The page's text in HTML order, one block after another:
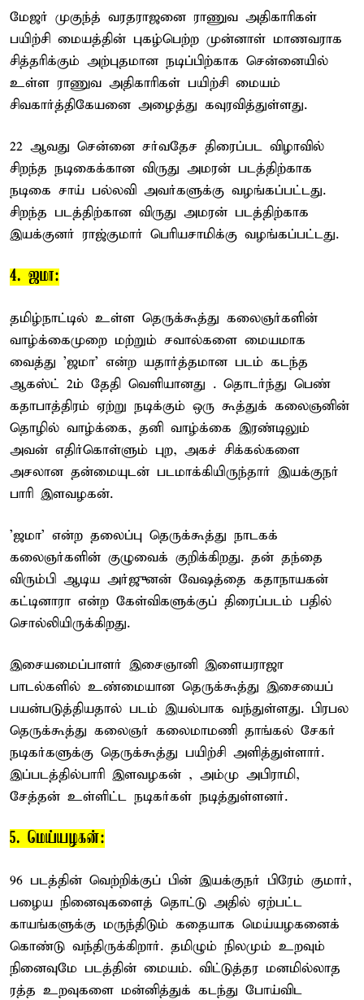
மேஜர் முகுந்த் வரதராஜனை ராணுவ அதிகாரிகள்
பயிற்சி மையத்தின் புகழ்பெற்ற முன்னாள் மாணவராக
சித்தரிக்கும் அற்புதமான நடிப்பிற்காக சென்னையில்
உள்ள ராணுவ அதிகாரிகள் பயிற்சி மையம்
சிவகார்த்திகேயனை அழைத்து கவுரவித்துள்ளது.
22 ஆவது சென்னை சர்வதேச திரைப்பட விழாவில்
சிறந்த நடிகைக்கான விருது அமரன் படத்திற்காக
நடிகை சாய் பல்லவி அவர்களுக்கு வழங்கப்பட்டது.
சிறந்த படத்திற்கான விருது அமரன் படத்திற்காக
இயக்குனர் ராஜ்குமார் பெரியசாமிக்கு வழங்கப்பட்டது.
4. ஜமா:
தமிழ்நாட்டில் உள்ள தெருக்கூத்து கலைஞர்களின்
வாழ்க்கைமுறை மற்றும் சவால்களை மையமாக
வைத்து 'ஜமா' என்ற யதார்த்தமான படம் கடந்த
ஆகஸ்ட் 2ம் தேதி வெளியானது . தொடர்ந்து பெண்
கதாபாத்திரம் ஏற்று நடிக்கும் ஒரு கூத்துக் கலைஞனின்
தொழில் வாழ்க்கை, தனி வாழ்க்கை இரண்டிலும்
அவன் எதிர்கொள்ளும் புற, அகச் சிக்கல்களை
அசலான தன்மையுடன் படமாக்கியிருந்தார் இயக்குநர்
பாரி இளவழகன்.
'ஜமா' என்ற தலைப்பு தெருக்கூத்து நாடகக்
கலைஞர்களின் குழுவைக் குறிக்கிறது. தன் தந்தை
விரும்பி ஆடிய அர்ஜுனன் வேஷத்தை கதாநாயகன்
கட்டினாரா என்ற கேள்விகளுக்குப் திரைப்படம் பதில்
சொல்லியிருக்கிறது.
இசையமைப்பாளர் இசைஞானி இளையராஜா
பாடல்களில் உண்மையான தெருக்கூத்து இசையைப்
பயன்படுத்தியதால் படம் இயல்பாக வந்துள்ளது. பிரபல
தெருக்கூத்து கலைஞர் கலைமாமணி தாங்கல் சேகர்
நடிகர்களுக்கு தெருக்கூத்து பயிற்சி அளித்துள்ளார்.
இப்படத்தில்பாரி இளவழகன் , அம்மு அபிராமி,
சேத்தன் உள்ளிட்ட நடிகர்கள் நடித்துள்ளனர்.
5. மெய்யழகன்:
96 படத்தின் வெற்றிக்குப் பின் இயக்குநர் பிரேம் குமார்,
பழைய நினைவுகளைத் தொட்டு அதில் ஏற்பட்ட
காயங்களுக்கு மருந்திடும் கதையாக மெய்யழகனைக்
கொண்டு வந்திருக்கிறார். தமிழும் நிலமும் உறவும்
நினைவுமே படத்தின் மையம். விட்டுத்தர மனமில்லாத
ரத்த உறவுகளை மன்னித்துக் கடந்து போய்விட